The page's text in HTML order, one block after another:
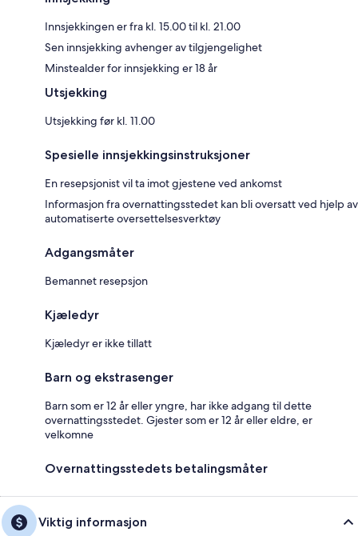
Innsjekkingen er fra kl. 15.00 til kl. 21.00
Sen innsjekking avhenger av tilgjengelighet
Minstealder for innsjekking er 18 år
Utsjekking
Utsjekking før kl. 11.00
Spesielle innsjekkingsinstruksjoner
En resepsjonist vil ta imot gjestene ved ankomst
Informasjon fra overnattingsstedet kan bli oversatt ved hjelp av
automatiserte oversettelsesverktøy
Adgangsmåter
Bemannet resepsjon
Kjæledyr
Kjæledyr er ikke tillatt
Barn og ekstrasenger
Barn som er 12 år eller yngre, har ikke adgang til dette
overnattingsstedet. Gjester som er 12 år eller eldre, er
velkomne
Overnattingsstedets betalingsmåter
Viktig informasjon